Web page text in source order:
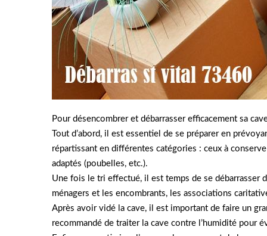
Pour désencombrer et débarrasser efficacement sa
Tout d’abord, il est essentiel de se préparer en
répartissant en différentes catégories : ceux à
adaptés (poubelles, etc.).
Une fois le tri effectué, il est temps de se débarrasser
ménagers et les encombrants, les associations
Après avoir vidé la cave, il est important de faire un
recommandé de traiter la cave contre l’humidité pour